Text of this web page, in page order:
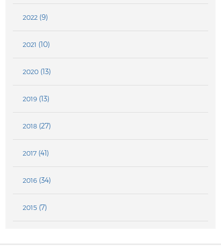
2022(9)
2021 (10)
2020(13)
2019(13)
2018(27)
2017(41)
2016(34)
2015(7)